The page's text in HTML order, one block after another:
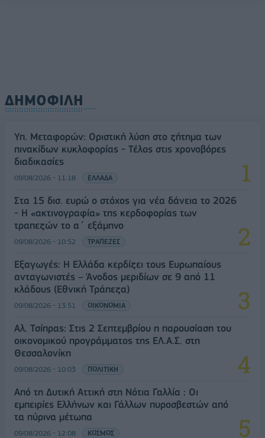
ΔΗΜΟΦΙΛΗ
Υπ. Μεταφορών: Οριστική λύση στο ζήτημα των
πινακίδων κυκλοφορίας - Τέλος στις χρονοβόρες
διαδικασίες
09/08/2026 - 11:18 ΕΛΛΑΔΑ
Στα 15 δισ. ευρώ ο στόχος για νέα δάνεια το 2026
- Η «ακτινογραφία» της κερδοφορίας των
τραπεζών το α΄ εξάμηνο
09/08/2026 - 10:52 ΤΡΑΠΕΖΕΣ
Εξαγωγές: Η Ελλάδα κερδίζει τους Ευρωπαίους
ανταγωνιστές – Άνοδος μεριδίων σε 9 από 11
κλάδους (Εθνική Τράπεζα)
09/08/2026 - 13:51 ΟΙΚΟΝΟΜΙΑ
Αλ. Τσίπρας: Στις 2 Σεπτεμβρίου η παρουσίαση του
οικονομικού προγράμματος της ΕΛ.Α.Σ. στη
Θεσσαλονίκη
09/08/2026 - 10:03 ΠΟΛΙΤΙΚΗ
Από τη Δυτική Αττική στη Νότια Γαλλία : Οι
εμπειρίες Ελλήνων και Γάλλων πυροσβεστών από
τα πύρινα μέτωπα
09/08/2026 - 12:08 ΚΟΣΜΟΣ